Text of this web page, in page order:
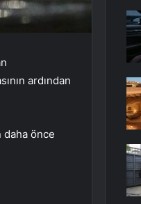
ardından
daha önce